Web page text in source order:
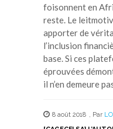
foisonnent en
reste. Le
apporter de
l’inclusion
base. Si ces
éprouvées
il n’en demeure
8 août 2018 , Par